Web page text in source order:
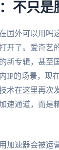
不只是
国外可以用吗
开了。爱奇艺
新专辑，甚至
IP的场景，现
术在这里再次
速通道，而是
加速器会被运